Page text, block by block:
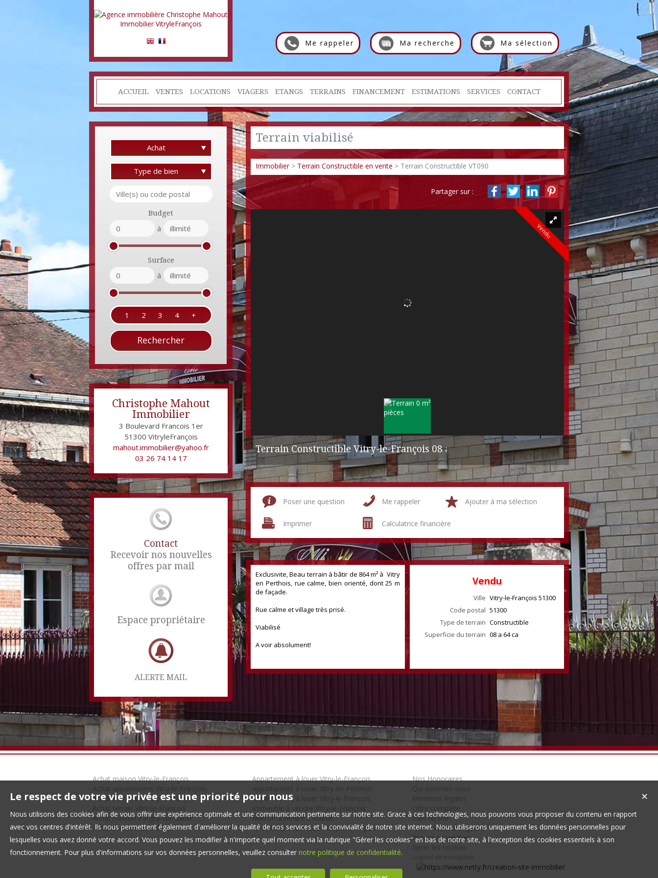
Me rappeler Ma recherche Ma sélection
ACCUEIL VENTES LOCATIONS VIAGERS ETANGS TERRAINS FINANCEMENT ESTIMATIONS SERVICES CONTACT
Achat
Type de bien
Budget
à
Surface
à
1 2 3 4 +
Christophe Mahout
Immobilier
3 Boulevard Francois 1er
51300 VitryleFrançois
mahout.immobilier@yahoo.fr
03 26 74 14 17
Contact
Recevoir nos nouvelles
offres par mail
Espace propriétaire
ALERTE MAIL
Terrain viabilisé
Immobilier> Terrain Constructible en vente > Terrain Constructible VT090
Partager sur :
Vendu
Terrain Constructible Vitry-le-François 08 a 64 ca
Poser une question Me rappeler Ajouter à ma sélection
Imprimer Calculatrice financière
Exclusivite, Beau terrain à bâtir de 864 m² à Vitry
en Perthois, rue calme, bien orienté, dont 25 m
de façade.
Rue calme et village très prisé.
Viabilisé
A voir absolument!
Vendu
Ville Vitry-le-François 51300
Code postal 51300
Type de terrain Constructible
Superficie du terrain 08 a 64 ca
Achat maison Vitry-le-François
Achat immeuble Vitry-le-François
Achat maison Pargny-sur-Saulx
Achat maison Saint-Dizier
Appartement à louer Vitry-le-François
Appartement à louer Vitry-le-François
Maison à vendre Couvrot
Immobilier Pro à louer Vitry-le-François
Nos Honoraires
Plan du site
Honoraires de l'agence
Espace propriétaire
✕
Le respect de votre vie privée est une priorité pour nous
Nous utilisons des cookies afin de vous offrir une expérience optimale et une communication pertinente sur notre site. Grace à ces technologies, nous pouvons vous proposer du contenu en rapport
avec vos centres d'intérêt. Ils nous permettent également d'améliorer la qualité de nos services et la convivialité de notre site internet. Nous utiliserons uniquement les données personnelles pour
lesquelles vous avez donné votre accord. Vous pouvez les modifier à n'importe quel moment via la rubrique "Gérer les cookies" en bas de notre site, à l'exception des cookies essentiels à son
fonctionnement. Pour plus d'informations sur vos données personnelles, veuillez consulter notre politique de confidentialité.